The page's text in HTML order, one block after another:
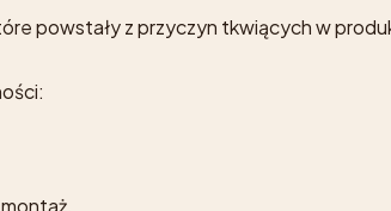
powstały z przyczyn tkwiących w